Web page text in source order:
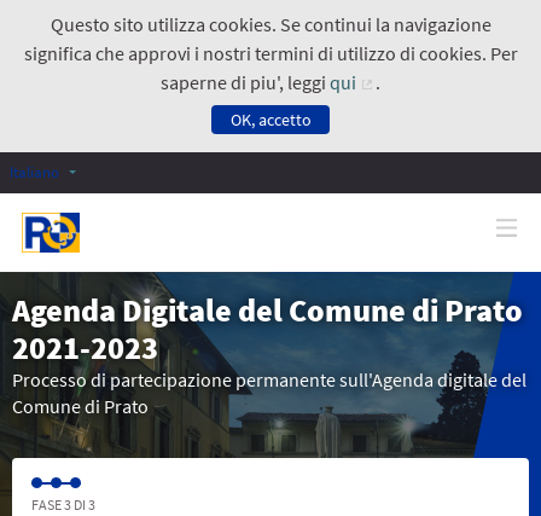
Questo sito utilizza cookies. Se continui la navigazione
significa che approvi i nostri termini di utilizzo di cookies. Per
saperne di piu', leggiqui
.
OK, accetto
Italiano
Agenda Digitale del Comune di Prato
2021-2023
Processo di partecipazione permanente sull'Agenda digitale del
Comune di Prato
FASE 3 DI 3